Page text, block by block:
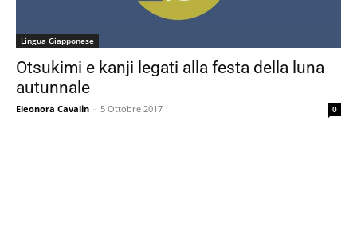
Lingua Giapponese
Otsukimi e kanji legati alla festa della luna
autunnale
Eleonora Cavalin - 5 Ottobre 2017 0